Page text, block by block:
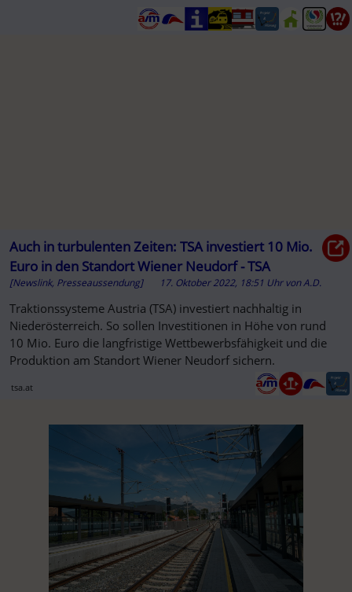
Auch in turbulenten Zeiten: TSA investiert 10 Mio.
Euro in den Standort Wiener Neudorf - TSA
[Newslink, Presseaussendung] 17. Oktober 2022, 18:51 Uhr vonA.D.
Traktionssysteme Austria (TSA) investiert nachhaltig in
Niederösterreich. So sollen Investitionen in Höhe von rund
10 Mio. Euro die langfristige Wettbewerbsfähigkeit und die
Produktion am Standort Wiener Neudorf sichern.
tsa.at